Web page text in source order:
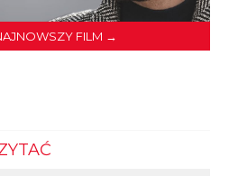
FILM →